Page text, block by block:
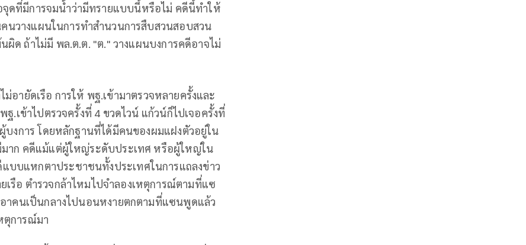
ดที่มีการจมน้ำว่ามีทรายแบบนี้หรือไม่ คดีนี้ทำให้
นวางแผนในการทำสำนวนการสืบสวนสอบสวน
ด ถ้าไม่มี พล.ต.ต. "ต." วางแผนบงการคดีอาจไม่
อายัดเรือ การให้ พฐ.เข้ามาตรวจหลายครั้งและ
.เข้าไปตรวจครั้งที่ 4 ขวดไวน์ แก้วน์ก็ไปเจอครั้งที่
บงการ โดยหลักฐานที่ได้มีคนของผมแฝงตัวอยู่ใน
าก คดีแม้แต่ผู้ใหญ่ระดับประเทศ หรือผู้ใหญ่ใน
บบแหกตาประชาชนทั้งประเทศในการแถลงข่าว
เรือ ตำรวจกล้าไหมไปจำลองเหตุการณ์ตามที่แซ
าคนเป็นกลางไปนอนหงายตกตามที่แซนพูดแล้ว
ตุการณ์มา